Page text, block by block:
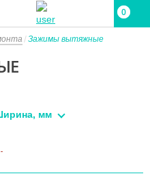
0
0
Зажимы вытяжные
мм